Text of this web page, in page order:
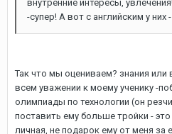
внутренние интересы,
-супер! А вот с английским у них
Так что мы оцениваем? знания или
всем уважении к моему ученику -
олимпиады по технологии (он
поставить ему больше тройки -
личная, не подарок ему от меня за